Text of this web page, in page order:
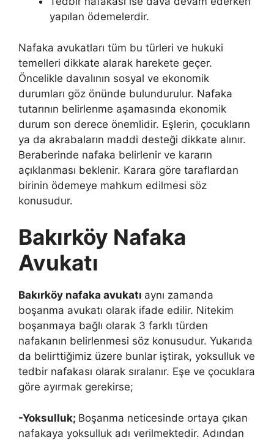
yapılan ödemelerdir.
Nafaka avukatları tüm bu türleri ve hukuki
temelleri dikkate alarak harekete geçer.
Öncelikle davalının sosyal ve ekonomik
durumları göz önünde bulundurulur. Nafaka
tutarının belirlenme aşamasında ekonomik
durum son derece önemlidir. Eşlerin, çocukların
ya da akrabaların maddi desteği dikkate alınır.
Beraberinde nafaka belirlenir ve kararın
açıklanması beklenir. Karara göre taraflardan
birinin ödemeye mahkum edilmesi söz
konusudur.
Bakırköy Nafaka
Avukatı
Bakırköy nafaka avukatı aynı zamanda
boşanma avukatı olarak ifade edilir. Nitekim
boşanmaya bağlı olarak 3 farklı türden
nafakanın belirlenmesi söz konusudur. Yukarıda
da belirttiğimiz üzere bunlar iştirak, yoksulluk ve
tedbir nafakası olarak sıralanır. Eşe ve çocuklara
göre ayırmak gerekirse;
-Yoksulluk; Boşanma neticesinde ortaya çıkan
nafakaya yoksulluk adı verilmektedir. Adından